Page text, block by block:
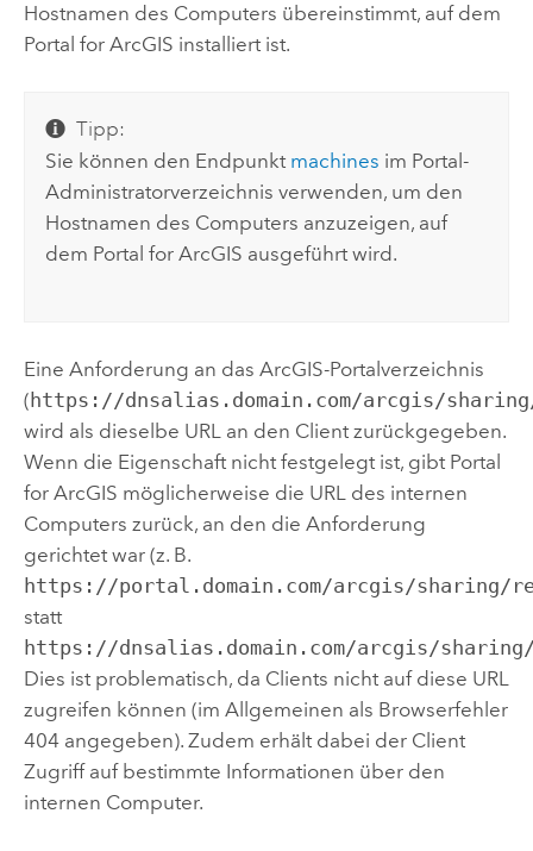
Hostnamen des Computers übereinstimmt, auf dem
Portal for ArcGIS installiert ist.
Tipp:
Sie können den Endpunkt machines im Portal-
Administratorverzeichnis verwenden, um den
Hostnamen des Computers anzuzeigen, auf
dem Portal for ArcGIS ausgeführt wird.
Eine Anforderung an das ArcGIS-Portalverzeichnis
( https://dnsalias.domain.com/arcgis/
wird als dieselbe URL an den Client zurückgegeben.
Wenn die Eigenschaft nicht festgelegt ist, gibt Portal
for ArcGIS möglicherweise die URL des internen
Computers zurück, an den die Anforderung
gerichtet war (z. B.
https://portal.domain.com/arcgis/sharing/
statt
https://dnsalias.domain.com/arcgis/
Dies ist problematisch, da Clients nicht auf diese URL
zugreifen können (im Allgemeinen als Browserfehler
404 angegeben). Zudem erhält dabei der Client
Zugriff auf bestimmte Informationen über den
internen Computer.